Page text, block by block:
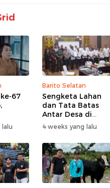
67
Sosial
lalu
Barito Selatan
Sengketa Lahan
dan Tata Batas
Antar Desa di
Barsel Jadi
Perhatian Serius
4 weeks yang lalu